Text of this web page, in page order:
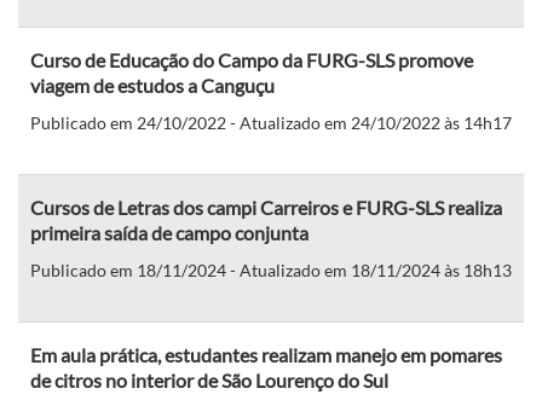
Curso de Educação do Campo da FURG-SLS promove
viagem de estudos a Canguçu
Publicado em 24/10/2022 - Atualizado em 24/10/2022 às 14h17
Cursos de Letras dos campi Carreiros e FURG-SLS realiza
primeira saída de campo conjunta
Publicado em 18/11/2024 - Atualizado em 18/11/2024 às 18h13
Em aula prática, estudantes realizam manejo em pomares
de citros no interior de São Lourenço do Sul